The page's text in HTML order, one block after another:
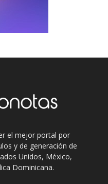
el mejor portal por
y de generación de
Unidos, México,
Dominicana.